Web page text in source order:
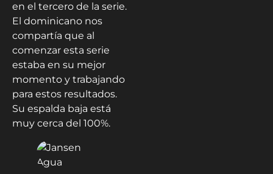
en el tercero de la serie.
El dominicano nos
compartía que al
comenzar esta serie
estaba en su mejor
momento y trabajando
para estos resultados.
Su espalda baja está
muy cerca del 100%.